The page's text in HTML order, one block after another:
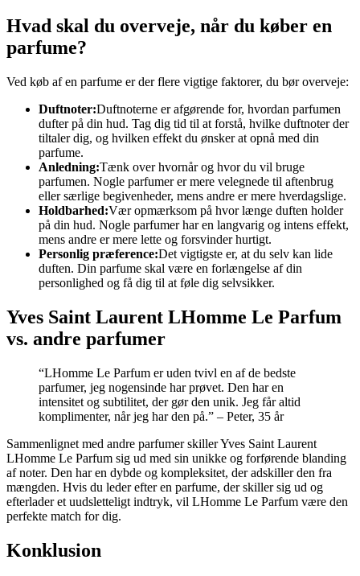
Hvad skal du overveje, når du køber en
parfume?
Ved køb af en parfume er der flere vigtige faktorer, du bør overveje:
Duftnoter:Duftnoterne er afgørende for, hvordan parfumen
dufter på din hud. Tag dig tid til at forstå, hvilke duftnoter der
tiltaler dig, og hvilken effekt du ønsker at opnå med din
parfume.
Anledning:Tænk over hvornår og hvor du vil bruge
parfumen. Nogle parfumer er mere velegnede til aftenbrug
eller særlige begivenheder, mens andre er mere hverdagslige.
Holdbarhed:Vær opmærksom på hvor længe duften holder
på din hud. Nogle parfumer har en langvarig og intens effekt,
mens andre er mere lette og forsvinder hurtigt.
Personlig præference:Det vigtigste er, at du selv kan lide
duften. Din parfume skal være en forlængelse af din
personlighed og få dig til at føle dig selvsikker.
Yves Saint Laurent LHomme Le Parfum
vs. andre parfumer
“LHomme Le Parfum er uden tvivl en af de bedste
parfumer, jeg nogensinde har prøvet. Den har en
intensitet og subtilitet, der gør den unik. Jeg får altid
komplimenter, når jeg har den på.” – Peter, 35 år
Sammenlignet med andre parfumer skiller Yves Saint Laurent
LHomme Le Parfum sig ud med sin unikke og forførende blanding
af noter. Den har en dybde og kompleksitet, der adskiller den fra
mængden. Hvis du leder efter en parfume, der skiller sig ud og
efterlader et uudsletteligt indtryk, vil LHomme Le Parfum være den
perfekte match for dig.
Konklusion